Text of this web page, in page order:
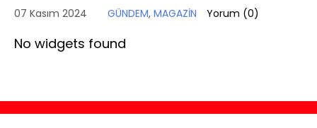
07 Kasım 2024 GÜNDEM, MAGAZİN Yorum (0)
No widgets found